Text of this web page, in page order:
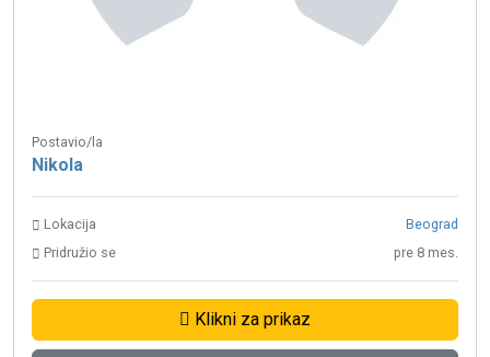
Postavio/la
Nikola
Lokacija
Beograd
Pridružio se
pre 8 mes.
Klikni za prikaz